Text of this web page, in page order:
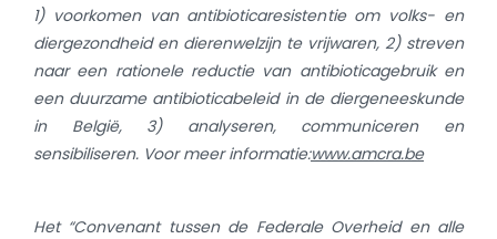
1) voorkomen van antibioticaresistentie om volks- en
diergezondheid en dierenwelzijn te vrijwaren, 2) streven
naar een rationele reductie van antibioticagebruik en
een duurzame antibioticabeleid in de diergeneeskunde
in België, 3) analyseren, communiceren en
sensibiliseren. Voor meer informatie:www.amcra.be
Het “Convenant tussen de Federale Overheid en alle